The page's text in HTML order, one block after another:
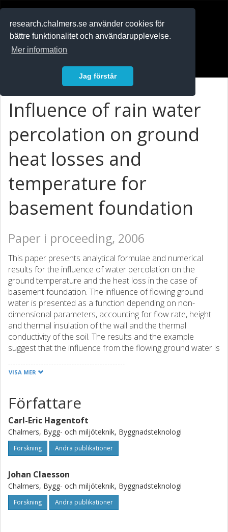
research.chalmers.se använder cookies för
bättre funktionalitet och användarupplevelse.
Mer information
Jag förstår
Influence of rain water
percolation on ground
heat losses and
temperature for
basement foundation
Paper i proceeding, 2006
This paper presents analytical formulae and numerical
results for the influence of water percolation on the
ground temperature and the heat loss in the case of
basement foundation. The influence of flowing ground
water is presented as a function depending on non-
dimensional parameters, accounting for flow rate, height
and thermal insulation of the wall and the thermal
conductivity of the soil. The results and the example
suggest that the influence from the flowing ground water is
VISA MER
Författare
Carl-Eric Hagentoft
Chalmers, Bygg- och miljöteknik, Byggnadsteknologi
Forskning Andra publikationer
Johan Claesson
Chalmers, Bygg- och miljöteknik, Byggnadsteknologi
Forskning Andra publikationer